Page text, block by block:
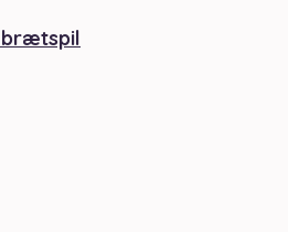
brætspil